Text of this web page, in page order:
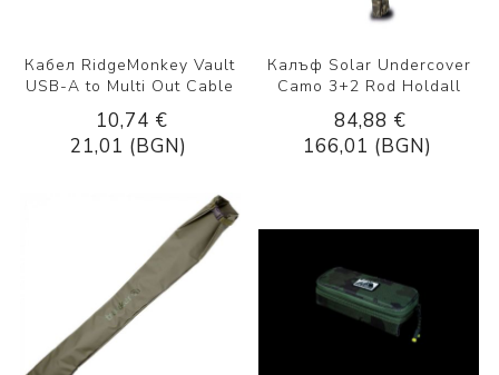
Кабел RidgeMonkey Vault
USB-A to Multi Out Cable
10,74 €
21,01 (BGN)
Калъф Solar Undercover
Camo 3+2 Rod Holdall
84,88 €
166,01 (BGN)